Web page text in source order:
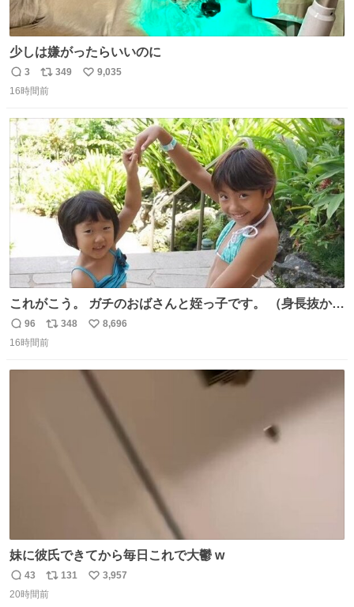
少しは嫌がったらいいのに
返
信
3
リ
ポ
ト
数
349
い
数
9,035
16時間前
これがこう。 ガチのおばさんと姪っ子です。 （身長抜かさ
返
信
96
リ
ポ
348
い
数
8,696
16時間前
妹に彼氏できてから毎日これで大鬱 w
返
信
43
リ
ポ
131
い
3,957
20時間前